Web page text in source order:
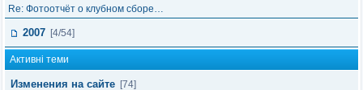
Re: Фотоотчёт о клубном сборе…
2007 [4/54]
Активні теми
Изменения на сайте [74]